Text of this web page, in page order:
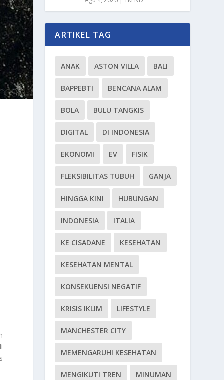
ARTIKEL TAG
ANAK ASTON VILLA BALI
BAPPEBTI BENCANA ALAM
BOLA BULU TANGKIS
DIGITAL DI INDONESIA
EKONOMI EV FISIK
FLEKSIBILITAS TUBUH GANJA
HINGGA KINI HUBUNGAN
INDONESIA ITALIA
KE CISADANE KESEHATAN
KESEHATAN MENTAL
KONSEKUENSI NEGATIF
KRISIS IKLIM LIFESTYLE
MANCHESTER CITY
MEMENGARUHI KESEHATAN
MENGIKUTI TREN MINUMAN